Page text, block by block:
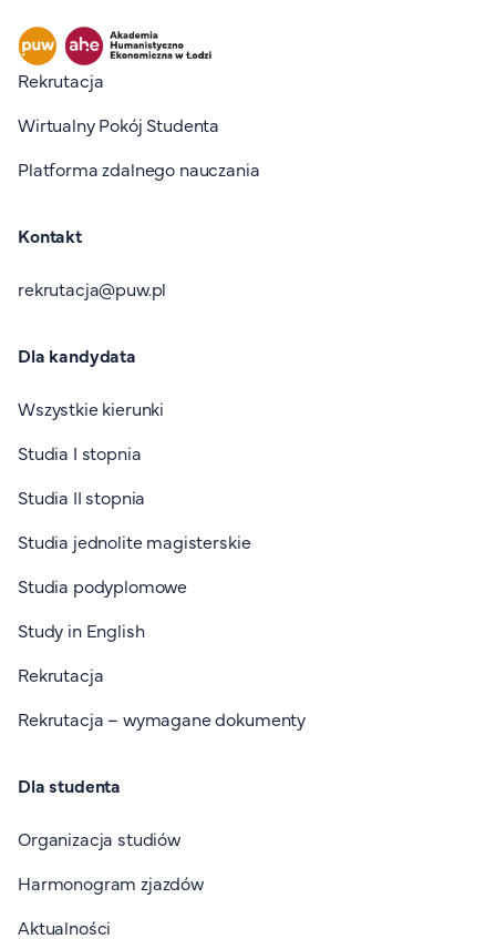
Stopka I
Rekrutacja
Wirtualny Pokój Studenta
Platforma zdalnego nauczania
Kontakt
rekrutacja@puw.pl
Dla kandydata
Wszystkie kierunki
Studia I stopnia
Studia II stopnia
Studia jednolite magisterskie
Studia podyplomowe
Study in English
Rekrutacja
Rekrutacja – wymagane dokumenty
Dla studenta
Organizacja studiów
Harmonogram zjazdów
Aktualności